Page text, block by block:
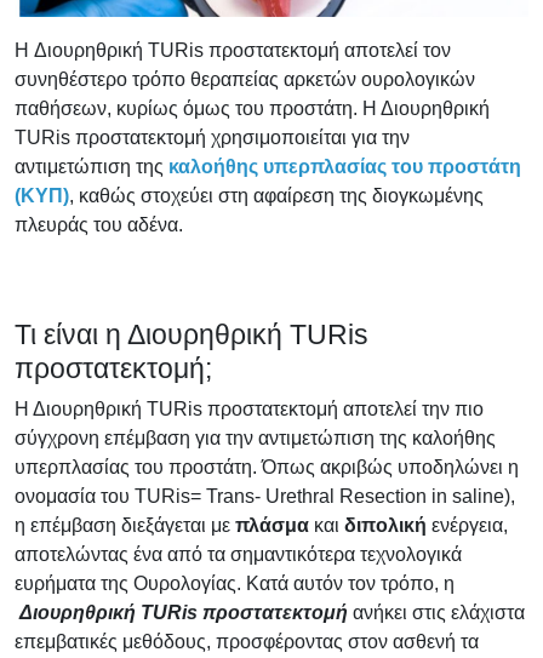
H Διουρηθρική TURis προστατεκτομή αποτελεί τον
συνηθέστερο τρόπο θεραπείας αρκετών ουρολογικών
παθήσεων, κυρίως όμως του προστάτη. Η Διουρηθρική
TURis προστατεκτομή χρησιμοποιείται για την
αντιμετώπιση της καλοήθης υπερπλασίας του προστάτη
(ΚΥΠ), καθώς στοχεύει στη αφαίρεση της διογκωμένης
πλευράς του αδένα.
Τι είναι η Διουρηθρική TURis
προστατεκτομή;
Η Διουρηθρική TURis προστατεκτομή αποτελεί την πιο
σύγχρονη επέμβαση για την αντιμετώπιση της καλοήθης
υπερπλασίας του προστάτη. Όπως ακριβώς υποδηλώνει η
ονομασία του TURis= Trans- Urethral Resection in saline),
η επέμβαση διεξάγεται με πλάσμα και διπολική ενέργεια,
αποτελώντας ένα από τα σημαντικότερα τεχνολογικά
ευρήματα της Ουρολογίας. Κατά αυτόν τον τρόπο, η
Διουρηθρική ΤURis προστατεκτομή ανήκει στις ελάχιστα
επεμβατικές μεθόδους, προσφέροντας στον ασθενή τα